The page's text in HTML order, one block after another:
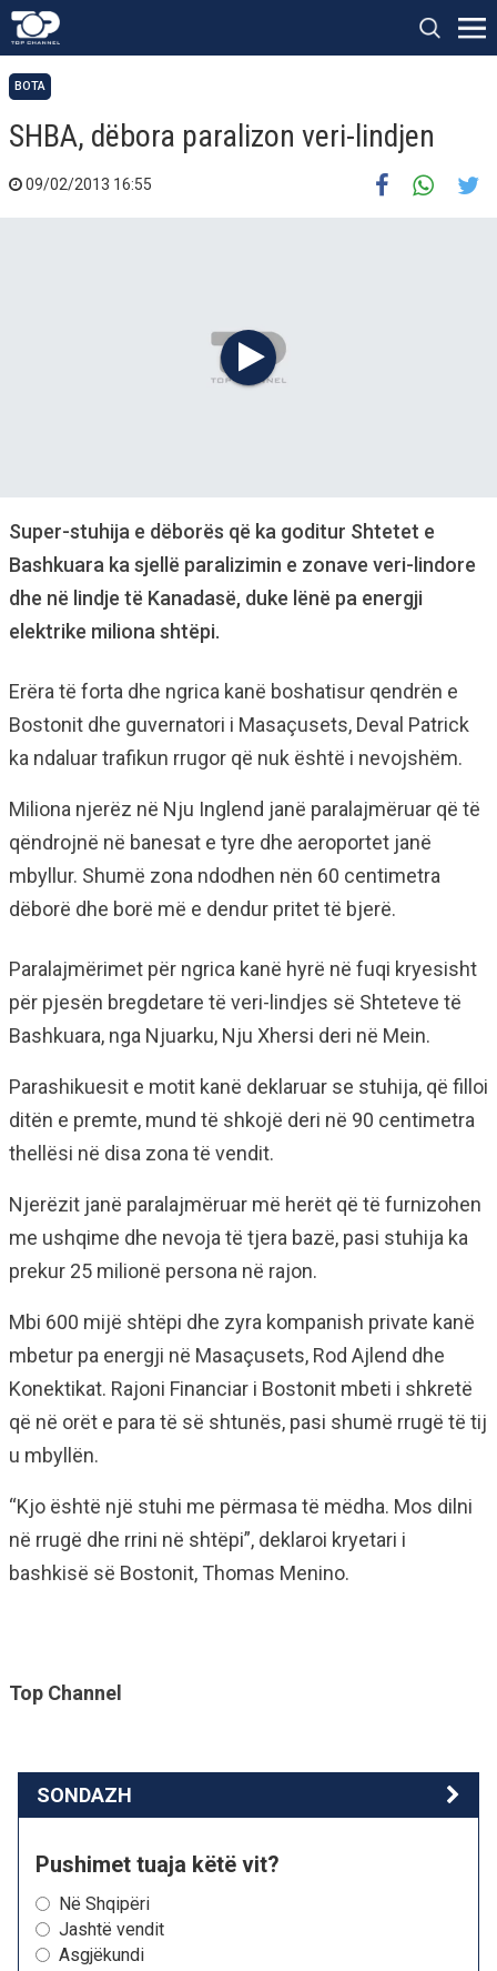
BOTA
SHBA, dëbora paralizon veri-lindjen
09/02/2013 16:55
Super-stuhija e dëborës që ka goditur Shtetet e
Bashkuara ka sjellë paralizimin e zonave veri-lindore
dhe në lindje të Kanadasë, duke lënë pa energji
elektrike miliona shtëpi.
Erëra të forta dhe ngrica kanë boshatisur qendrën e
Bostonit dhe guvernatori i Masaçusets, Deval Patrick
ka ndaluar trafikun rrugor që nuk është i nevojshëm.
Miliona njerëz në Nju Inglend janë paralajmëruar që të
qëndrojnë në banesat e tyre dhe aeroportet janë
mbyllur. Shumë zona ndodhen nën 60 centimetra
dëborë dhe borë më e dendur pritet të bjerë.
Paralajmërimet për ngrica kanë hyrë në fuqi kryesisht
për pjesën bregdetare të veri-lindjes së Shteteve të
Bashkuara, nga Njuarku, Nju Xhersi deri në Mein.
Parashikuesit e motit kanë deklaruar se stuhija, që filloi
ditën e premte, mund të shkojë deri në 90 centimetra
thellësi në disa zona të vendit.
Njerëzit janë paralajmëruar më herët që të furnizohen
me ushqime dhe nevoja të tjera bazë, pasi stuhija ka
prekur 25 milionë persona në rajon.
Mbi 600 mijë shtëpi dhe zyra kompanish private kanë
mbetur pa energji në Masaçusets, Rod Ajlend dhe
Konektikat. Rajoni Financiar i Bostonit mbeti i shkretë
që në orët e para të së shtunës, pasi shumë rrugë të tij
u mbyllën.
“Kjo është një stuhi me përmasa të mëdha. Mos dilni
në rrugë dhe rrini në shtëpi”, deklaroi kryetari i
bashkisë së Bostonit, Thomas Menino.
Top Channel
SONDAZH
Pushimet tuaja këtë vit?
Në Shqipëri
Jashtë vendit
Asgjëkundi